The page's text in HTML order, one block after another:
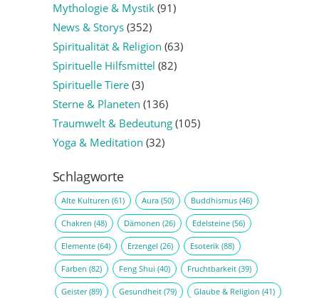
Mythologie & Mystik(91)
News & Storys(352)
Spiritualität & Religion (63)
Spirituelle Hilfsmittel (82)
Spirituelle Tiere(3)
Sterne & Planeten (136)
Traumwelt & Bedeutung(105)
Yoga & Meditation (32)
Schlagworte
Alte Kulturen (61) Aura(50) Buddhismus(46)
Chakren (48) Dämonen (26) Edelsteine(56)
Elemente(64) Erzengel (26) Esoterik(88)
Farben (82) Feng Shui (40) Fruchtbarkeit(39)
Geister(89) Gesundheit(79) Glaube & Religion (41)